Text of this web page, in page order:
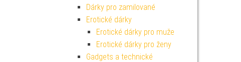
Dárky pro zamilované
Erotické dárky
Erotické dárky pro muže
Erotické dárky pro ženy
Gadgets a technické